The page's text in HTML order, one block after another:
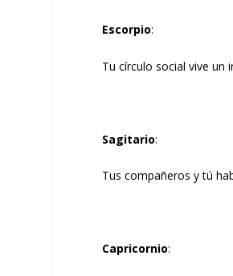
Escorpio:
Tu círculo social vive un
Sagitario:
Tus compañeros y tú
Capricornio: